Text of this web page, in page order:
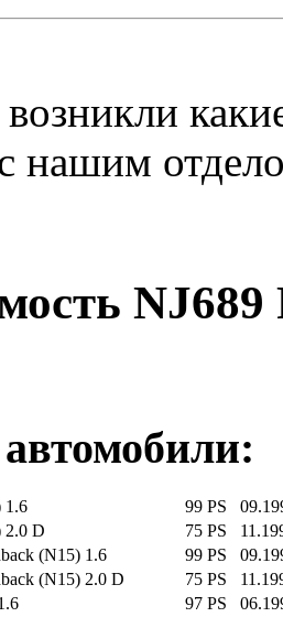
нашим
NJ689
1.6 99 PS
D
75 PS
(N15) 1.6
99 PS
(N15) 2.0 D
75 PS
97 PS